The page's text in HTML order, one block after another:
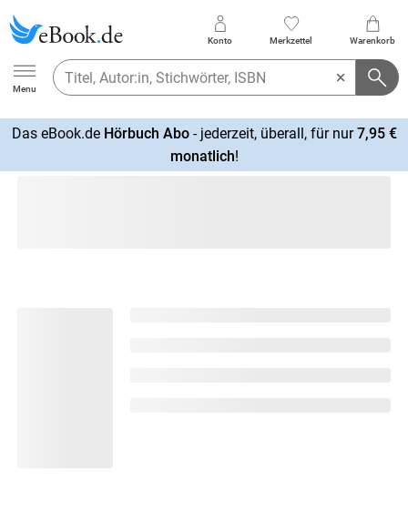
Ebook.de
Menu
Konto Merkzettel Warenkorb
Das eBook.de Hörbuch Abo- jederzeit, überall, für nur7,95 €
monatlich!